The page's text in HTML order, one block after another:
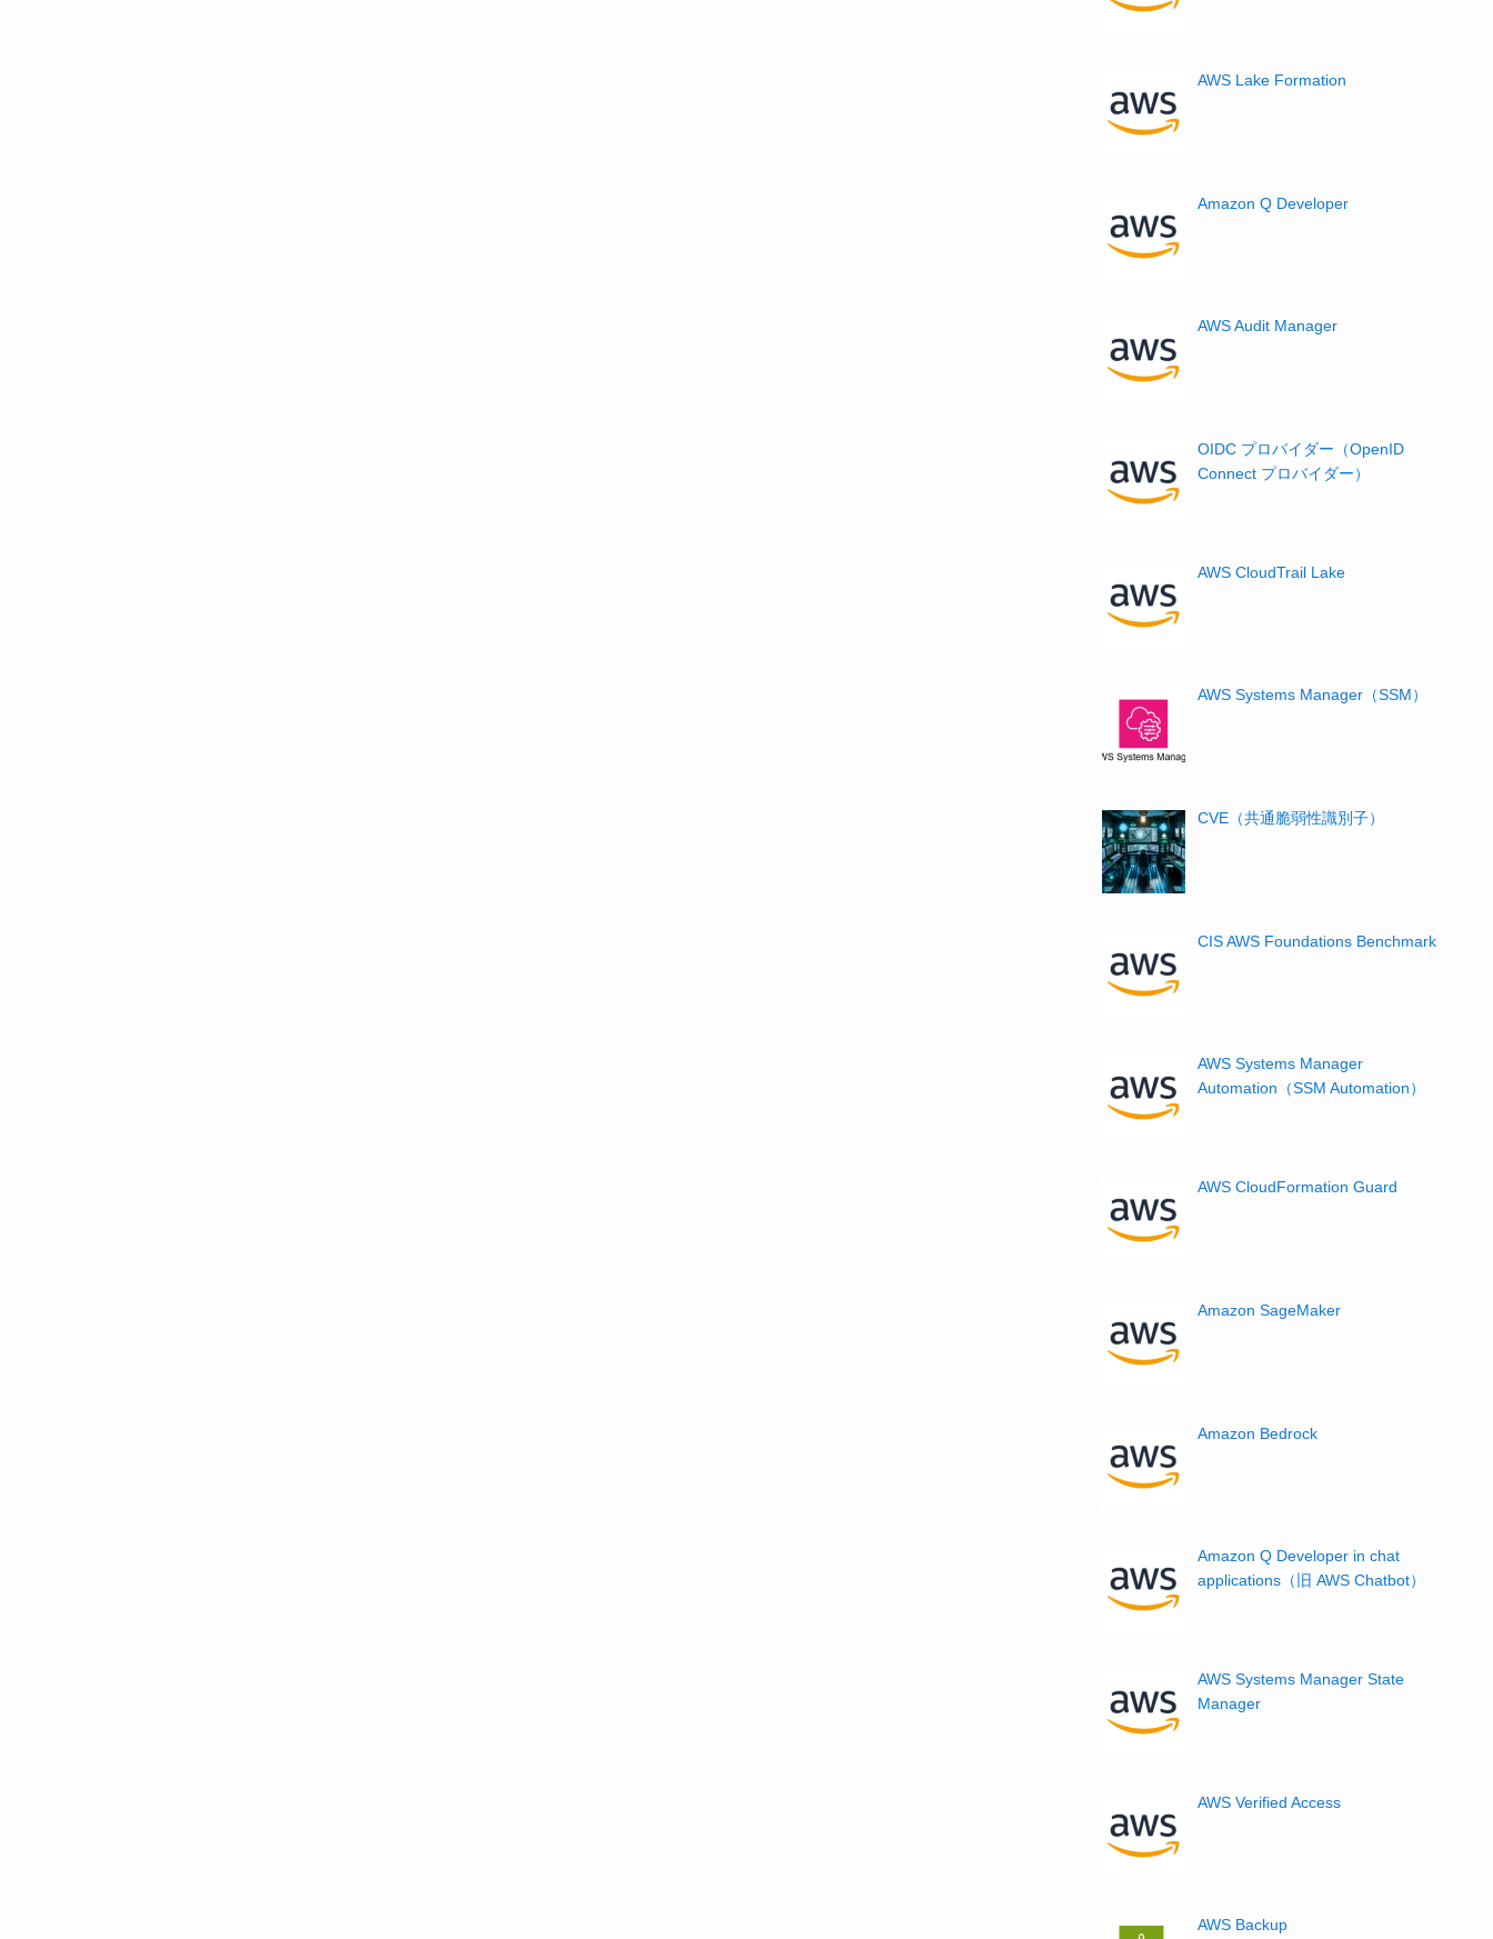
AWS Lake Formation
Amazon Q Developer
AWS Audit Manager
OIDC プロバイダー（OpenID
Connect プロバイダー）
AWS CloudTrail Lake
AWS Systems Manager（SSM）
CVE（共通脆弱性識別子）
CIS AWS Foundations Benchmark
AWS Systems Manager
Automation（SSM Automation）
AWS CloudFormation Guard
Amazon SageMaker
Amazon Bedrock
Amazon Q Developer in chat
applications（旧 AWS Chatbot）
AWS Systems Manager State
Manager
AWS Verified Access
AWS Backup